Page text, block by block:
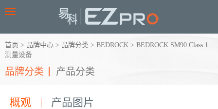
Toggle
首页 > 品牌中心 > 品牌分类 > BEDROCK > BEDROCK SM90 Class 1
测量设备
品牌分类 产品分类
概观 产品图片